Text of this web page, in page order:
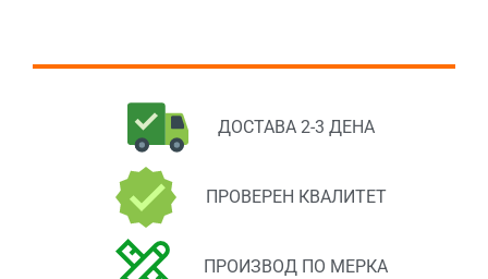
ДОСТАВА 2-3 ДЕНА
ПРОВЕРЕН КВАЛИТЕТ
ПРОИЗВОД ПО МЕРКА